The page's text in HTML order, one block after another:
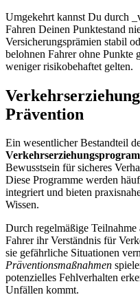
Umgekehrt kannst Du durch
Fahren Deinen Punktestand
Versicherungsprämien stabil
belohnen Fahrer ohne Punkte
weniger risikobehaftet gelten.
Prävention
Ein wesentlicher Bestandteil
Bewusstsein für sicheres
Diese Programme werden
integriert und bieten
Wissen.
Durch regelmäßige
Fahrer ihr Verständnis für
sie gefährliche Situationen
Präventionsmaßnahmen
potenzielles Fehlverhalten
Unfällen kommt.